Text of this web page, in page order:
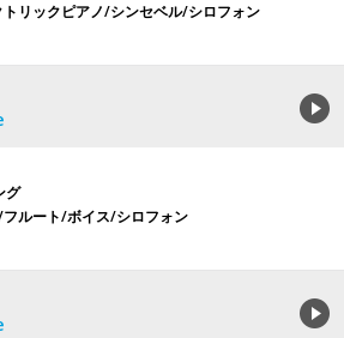
リックピアノ/シンセベル/シロフォン
グ
ルート/ボイス/シロフォン